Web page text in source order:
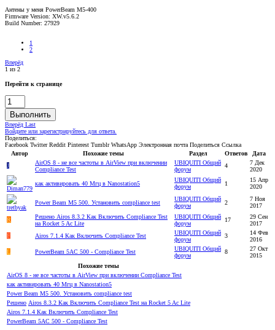
Антены у меня PowerBeam M5-400
Firmware Version: XW.v5.6.2
Build Number: 27929
1
2
Вперёд
1 из 2
Перейти к странице
Выполнить
Вперёд Last
Войдите или зарегистрируйтесь для ответа.
Поделиться:
Facebook Twitter Reddit Pinterest Tumblr WhatsApp Электронная почта Поделиться Ссылка
Автор
Похожие темы Раздел Ответов
Дата
J
AirOS 8 - не все частоты в AirView при включении
Compliance Test
UBIQUITI Общий
форум
4
7 Дек
2020
как активировать 40 Мгц в Nanostation5
UBIQUITI Общий
форум
1
15 Апр
2020
Power Beam M5 500. Установить compliance test
UBIQUITI Общий
форум
2
7 Ноя
2017
R Решено Airos 8.3.2 Как Включить Compliance Test
на Rocket 5 Ac Lite
UBIQUITI Общий
форум
17
29 Сен
2017
F
Airos 7.1.4 Как Включить Compliance Test
UBIQUITI Общий
форум
3
14 Фев
2016
L
PowerBeam 5AC 500 - Compliance Test
UBIQUITI Общий
форум
8
27 Окт
2015
Похожие темы
AirOS 8 - не все частоты в AirView при включении Compliance Test
как активировать 40 Мгц в Nanostation5
Power Beam M5 500. Установить compliance test
Решено Airos 8.3.2 Как Включить Compliance Test на Rocket 5 Ac Lite
Airos 7.1.4 Как Включить Compliance Test
PowerBeam 5AC 500 - Compliance Test